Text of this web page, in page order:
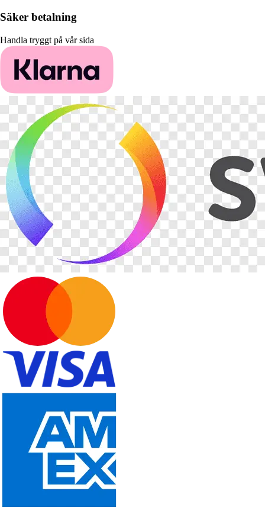
Säker betalning
Handla tryggt på vår sida